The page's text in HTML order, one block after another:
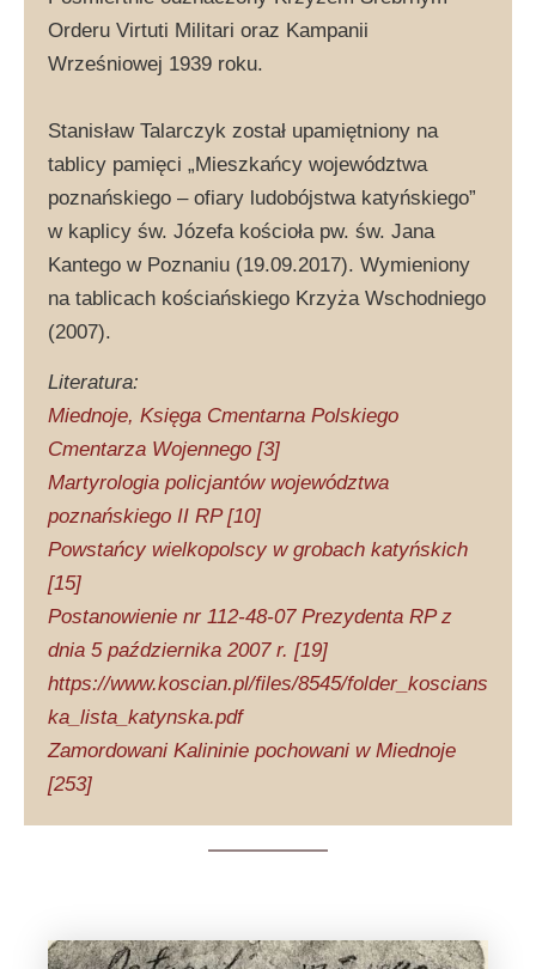
Orderu Virtuti Militari oraz Kampanii
Wrześniowej 1939 roku.
Stanisław Talarczyk został upamiętniony na
tablicy pamięci „Mieszkańcy województwa
poznańskiego – ofiary ludobójstwa katyńskiego”
w kaplicy św. Józefa kościoła pw. św. Jana
Kantego w Poznaniu (19.09.2017). Wymieniony
na tablicach kościańskiego Krzyża Wschodniego
(2007).
Literatura:
Miednoje, Księga Cmentarna Polskiego
Cmentarza Wojennego [3]
Martyrologia policjantów województwa
poznańskiego II RP [10]
Powstańcy wielkopolscy w grobach katyńskich
[15]
Postanowienie nr 112-48-07 Prezydenta RP z
dnia 5 października 2007 r. [19]
https://www.koscian.pl/files/8545/folder_koscians
ka_lista_katynska.pdf
Zamordowani Kalininie pochowani w Miednoje
[253]